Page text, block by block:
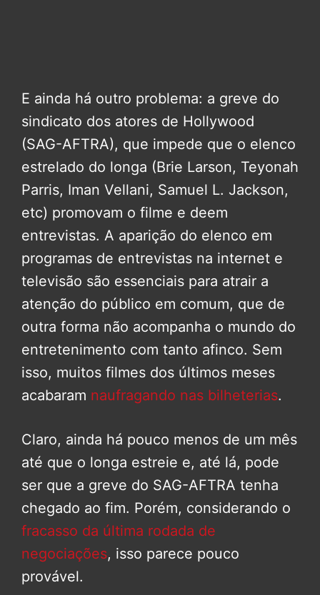
E ainda há outro problema: a greve do
sindicato dos atores de Hollywood
(SAG-AFTRA), que impede que o elenco
estrelado do longa (Brie Larson, Teyonah
Parris, Iman Vellani, Samuel L. Jackson,
etc) promovam o filme e deem
entrevistas. A aparição do elenco em
programas de entrevistas na internet e
televisão são essenciais para atrair a
atenção do público em comum, que de
outra forma não acompanha o mundo do
entretenimento com tanto afinco. Sem
isso, muitos filmes dos últimos meses
acabaram naufragando nas bilheterias.
Claro, ainda há pouco menos de um mês
até que o longa estreie e, até lá, pode
ser que a greve do SAG-AFTRA tenha
chegado ao fim. Porém, considerando o
fracasso da última rodada de
negociações, isso parece pouco
provável.